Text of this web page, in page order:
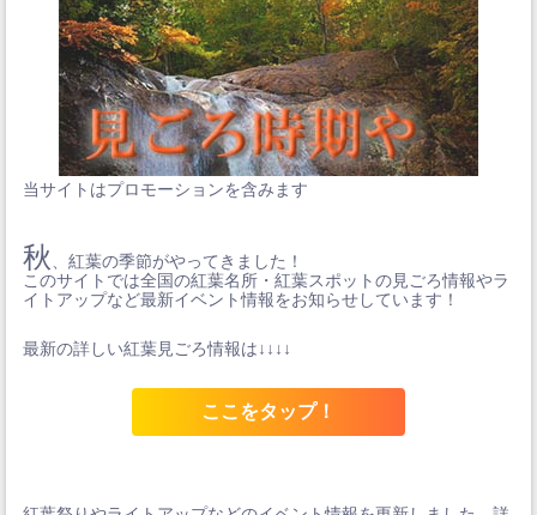
当サイトはプロモーションを含みます
秋
、紅葉の季節がやってきました！
このサイトでは全国の紅葉名所・紅葉スポットの見ごろ情報やラ
イトアップなど最新イベント情報をお知らせしています！
最新の詳しい紅葉見ごろ情報は↓↓↓↓
ここをタップ！